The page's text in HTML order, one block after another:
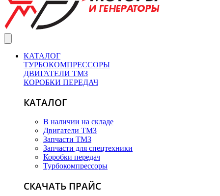
КАТАЛОГ
ТУРБОКОМПРЕССОРЫ
ДВИГАТЕЛИ ТМЗ
КОРОБКИ ПЕРЕДАЧ
КАТАЛОГ
В наличии на складе
Двигатели ТМЗ
Запчасти ТМЗ
Запчасти для спецтехники
Коробки передач
Турбокомпрессоры
СКАЧАТЬ ПРАЙС